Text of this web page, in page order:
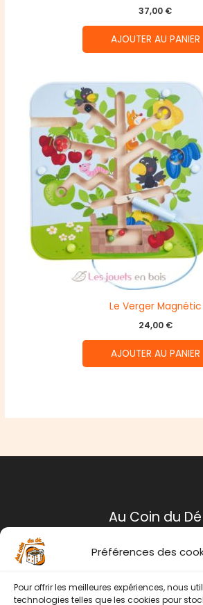
Préférences des
Pour offrir les meilleures expériences, nous
technologies telles que les cookies pour
37,00 €
AJOUTER AU PANIER
Le Verger Magnétic
24,00 €
AJOUTER AU PANIER
Au Coin du Dé
Conditions générales de
Politique de retour